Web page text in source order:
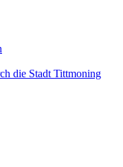
die Stadt Tittmoning